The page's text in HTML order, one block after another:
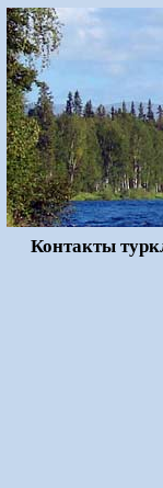
Контакты